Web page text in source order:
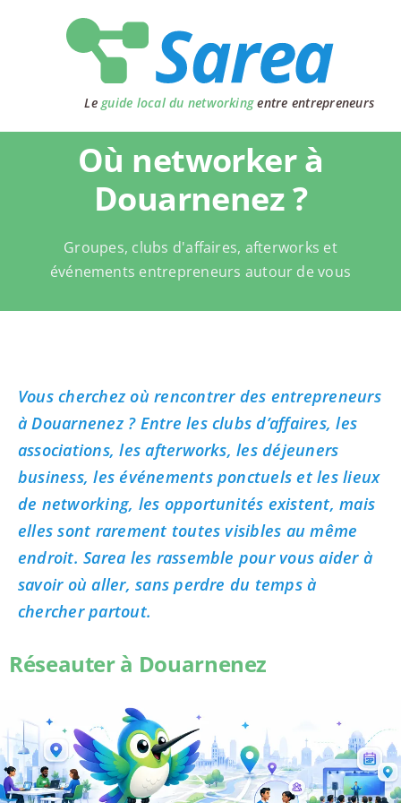
Le guide local du networkingentre entrepreneurs
Où networker à
Douarnenez ?
Groupes, clubs d'affaires, afterworks et
événements entrepreneurs autour de vous
Vous cherchez où rencontrer des entrepreneurs
à Douarnenez ? Entre les clubs d’affaires, les
associations, les afterworks, les déjeuners
business, les événements ponctuels et les lieux
de networking, les opportunités existent, mais
elles sont rarement toutes visibles au même
endroit. Sarea les rassemble pour vous aider à
savoir où aller, sans perdre du temps à
chercher partout.
Réseauter à Douarnenez